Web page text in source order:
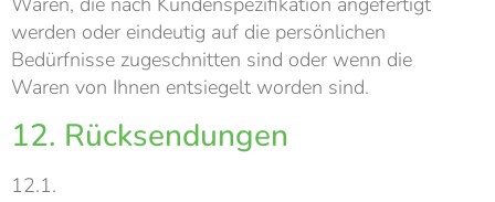
werden oder eindeutig auf die persönlichen
Bedürfnisse zugeschnitten sind oder wenn die
Waren von Ihnen entsiegelt worden sind.
12. Rücksendungen
12.1.